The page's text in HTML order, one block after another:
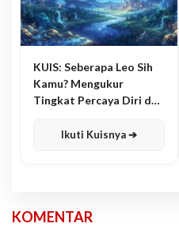
KUIS: Seberapa Leo Sih
Kamu? Mengukur
Tingkat Percaya Diri dan
Ikuti Kuisnya ➔
KOMENTAR